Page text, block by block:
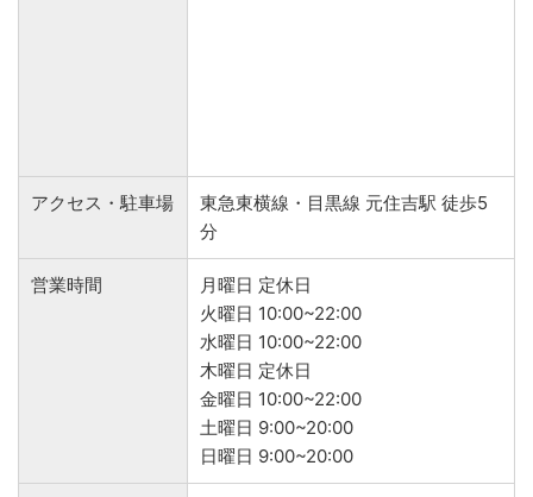
アクセス・駐車場
東急東横線・目黒線 元住吉駅 徒歩5
分
営業時間
月曜日 定休日
火曜日 10:00~22:00
水曜日 10:00~22:00
木曜日 定休日
金曜日 10:00~22:00
土曜日 9:00~20:00
日曜日 9:00~20:00